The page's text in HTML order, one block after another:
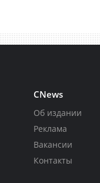
CNews
Об издании
Реклама
Вакансии
Контакты